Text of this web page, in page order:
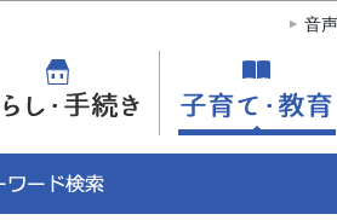
このページの本文へ移動
音